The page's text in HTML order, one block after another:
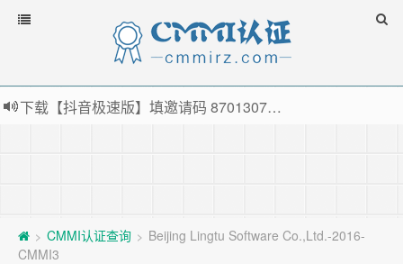
下载【抖音极速版】填邀请码 870130746 即可领38元红包，可立即支付宝提现！！
> CMMI认证查询 > Beijing Lingtu Software Co.,Ltd.-2016-
CMMI3